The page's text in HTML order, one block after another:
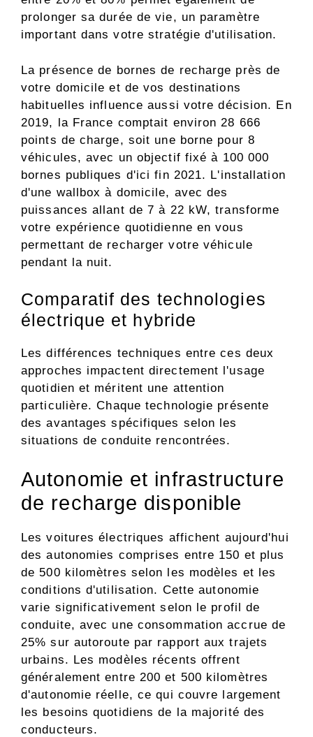
prolonger sa durée de vie, un paramètre
important dans votre stratégie d'utilisation.
La présence de bornes de recharge près de
votre domicile et de vos destinations
habituelles influence aussi votre décision. En
2019, la France comptait environ 28 666
points de charge, soit une borne pour 8
véhicules, avec un objectif fixé à 100 000
bornes publiques d'ici fin 2021. L'installation
d'une wallbox à domicile, avec des
puissances allant de 7 à 22 kW, transforme
votre expérience quotidienne en vous
permettant de recharger votre véhicule
pendant la nuit.
Comparatif des technologies
électrique et hybride
Les différences techniques entre ces deux
approches impactent directement l'usage
quotidien et méritent une attention
particulière. Chaque technologie présente
des avantages spécifiques selon les
situations de conduite rencontrées.
Autonomie et infrastructure
de recharge disponible
Les voitures électriques affichent aujourd'hui
des autonomies comprises entre 150 et plus
de 500 kilomètres selon les modèles et les
conditions d'utilisation. Cette autonomie
varie significativement selon le profil de
conduite, avec une consommation accrue de
25% sur autoroute par rapport aux trajets
urbains. Les modèles récents offrent
généralement entre 200 et 500 kilomètres
d'autonomie réelle, ce qui couvre largement
les besoins quotidiens de la majorité des
conducteurs.